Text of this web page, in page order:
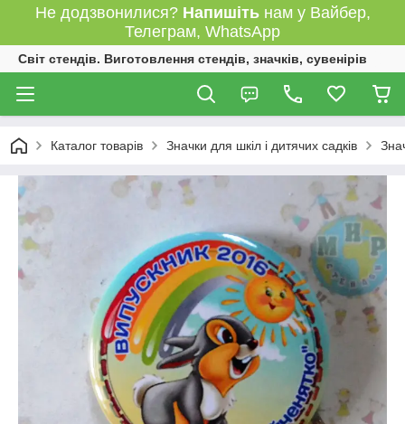
Не додзвонилися? Напишітьнам у Вайбер,
Телеграм, WhatsApp
Світ стендів. Виготовлення стендів, значків, сувенірів
Каталог товарів Значки для шкіл і дитячих садків